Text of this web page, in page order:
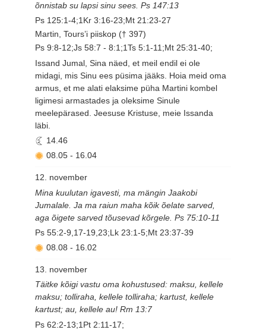
õnnistab su lapsi sinu sees. Ps 147:13
Ps 125:1-4;1Kr 3:16-23;Mt 21:23-27
Martin, Tours’i piiskop († 397)
Ps 9:8-12;Js 58:7 - 8:1;1Ts 5:1-11;Mt 25:31-40;
Issand Jumal, Sina näed, et meil endil ei ole
midagi, mis Sinu ees püsima jääks. Hoia meid oma
armus, et me alati elaksime püha Martini kombel
ligimesi armastades ja oleksime Sinule
meelepärased. Jeesuse Kristuse, meie Issanda
läbi.
14.46
08.05 - 16.04
12. november
Mina kuulutan igavesti, ma mängin Jaakobi
Jumalale. Ja ma raiun maha kõik õelate sarved,
aga õigete sarved tõusevad kõrgele. Ps 75:10-11
Ps 55:2-9,17-19,23;Lk 23:1-5;Mt 23:37-39
08.08 - 16.02
13. november
Täitke kõigi vastu oma kohustused: maksu, kellele
maksu; tolliraha, kellele tolliraha; kartust, kellele
kartust; au, kellele au! Rm 13:7
Ps 62:2-13;1Pt 2:11-17;